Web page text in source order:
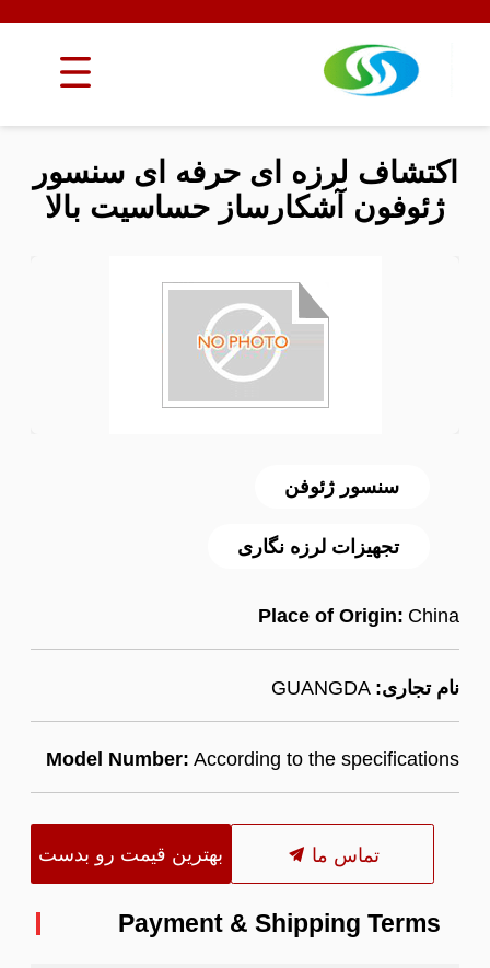
سنسور ژئوفن
تجهیزات لرزه نگاری
Place of Origin: China
نام تجاری: GUANGDA
Model Number: According to the specifications
تماس ما بهترین قیمت رو بدست
بیار
اکتشاف لرزه ای حرفه ای سنسور
ژئوفون آشکارساز حساسیت بالا
Payment & Shipping Terms